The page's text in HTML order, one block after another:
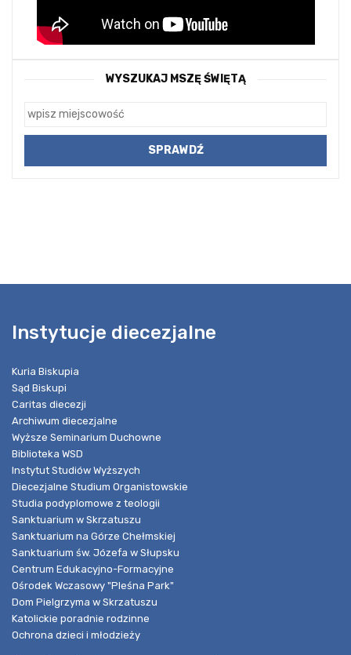
WYSZUKAJ MSZĘ ŚWIĘTĄ
Instytucje diecezjalne
Kuria Biskupia
Sąd Biskupi
Caritas diecezji
Archiwum diecezjalne
Wyższe Seminarium Duchowne
Biblioteka WSD
Instytut Studiów Wyższych
Diecezjalne Studium Organistowskie
Studia podyplomowe z teologii
Sanktuarium w Skrzatuszu
Sanktuarium na Górze Chełmskiej
Sanktuarium św. Józefa w Słupsku
Centrum Edukacyjno-Formacyjne
Ośrodek Wczasowy "Pleśna Park"
Dom Pielgrzyma w Skrzatuszu
Katolickie poradnie rodzinne
Ochrona dzieci i młodzieży